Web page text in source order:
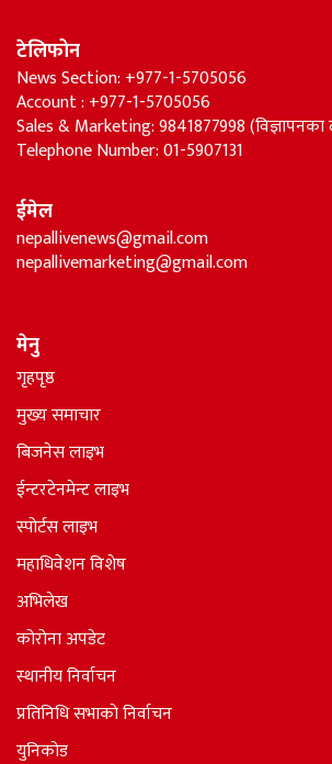
टेलिफोन
News Section: +977-1-5705056
Account : +977-1-5705056
Sales & Marketing: 9841877998 (विज्ञापनका
Telephone Number: 01-5907131
ईमेल
nepallivenews@gmail.com
nepallivemarketing@gmail.com
मेनु
गृहपृष्ठ
मुख्य समाचार
बिजनेस लाइभ
ईन्टरटेनमेन्ट लाइभ
स्पोर्टस लाइभ
महाधिवेशन विशेष
अभिलेख
कोरोना अपडेट
स्थानीय निर्वाचन
प्रतिनिधि सभाकाे निर्वाचन
युनिकोड